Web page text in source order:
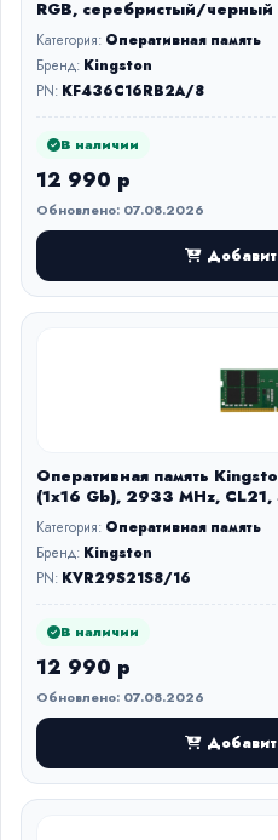
RGB, серебристый/черный
Категория: Оперативная память
Бренд: Kingston
PN: KF436C16RB2A/8
В наличии
12 990 р
Обновлено: 07.08.2026
Оперативная память
(1x16 Gb), 2933 MHz, CL21,
Категория: Оперативная память
Бренд: Kingston
PN: KVR29S21S8/16
В наличии
12 990 р
Обновлено: 07.08.2026